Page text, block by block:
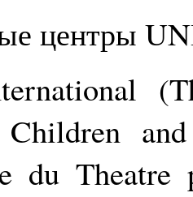
центры
du